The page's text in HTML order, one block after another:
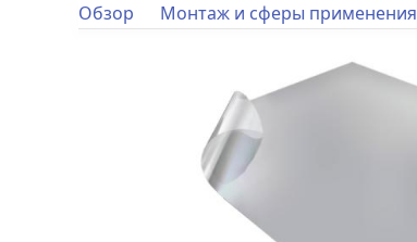
Обзор Монтаж и сферы применения